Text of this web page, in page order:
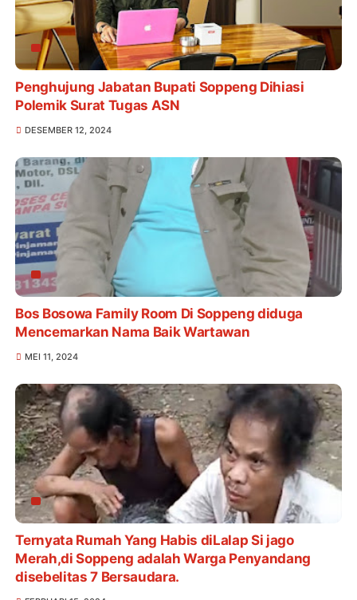
Penghujung Jabatan Bupati Soppeng Dihiasi
Polemik Surat Tugas ASN
DESEMBER 12, 2024
Bos Bosowa Family Room Di Soppeng diduga
Mencemarkan Nama Baik Wartawan
MEI 11, 2024
Ternyata Rumah Yang Habis diLalap Si jago
Merah,di Soppeng adalah Warga Penyandang
disebelitas 7 Bersaudara.